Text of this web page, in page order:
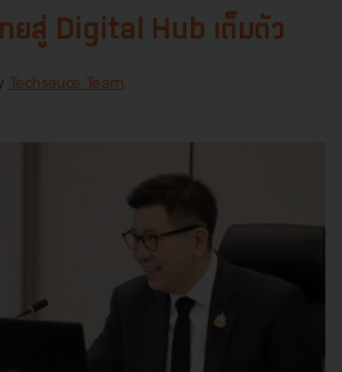
ทยสู่ Digital Hub เต็มตัว
Techsauce Team